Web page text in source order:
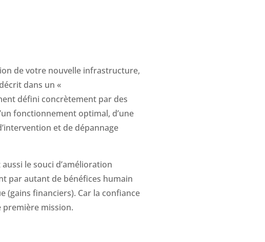
de votre nouvelle infrastructure,
dans un «
défini concrètement par des
fonctionnement optimal, d’une
et de dépannage
aussi le souci d’amélioration
par autant de bénéfices humain
(gains financiers). Car la confiance
mission.